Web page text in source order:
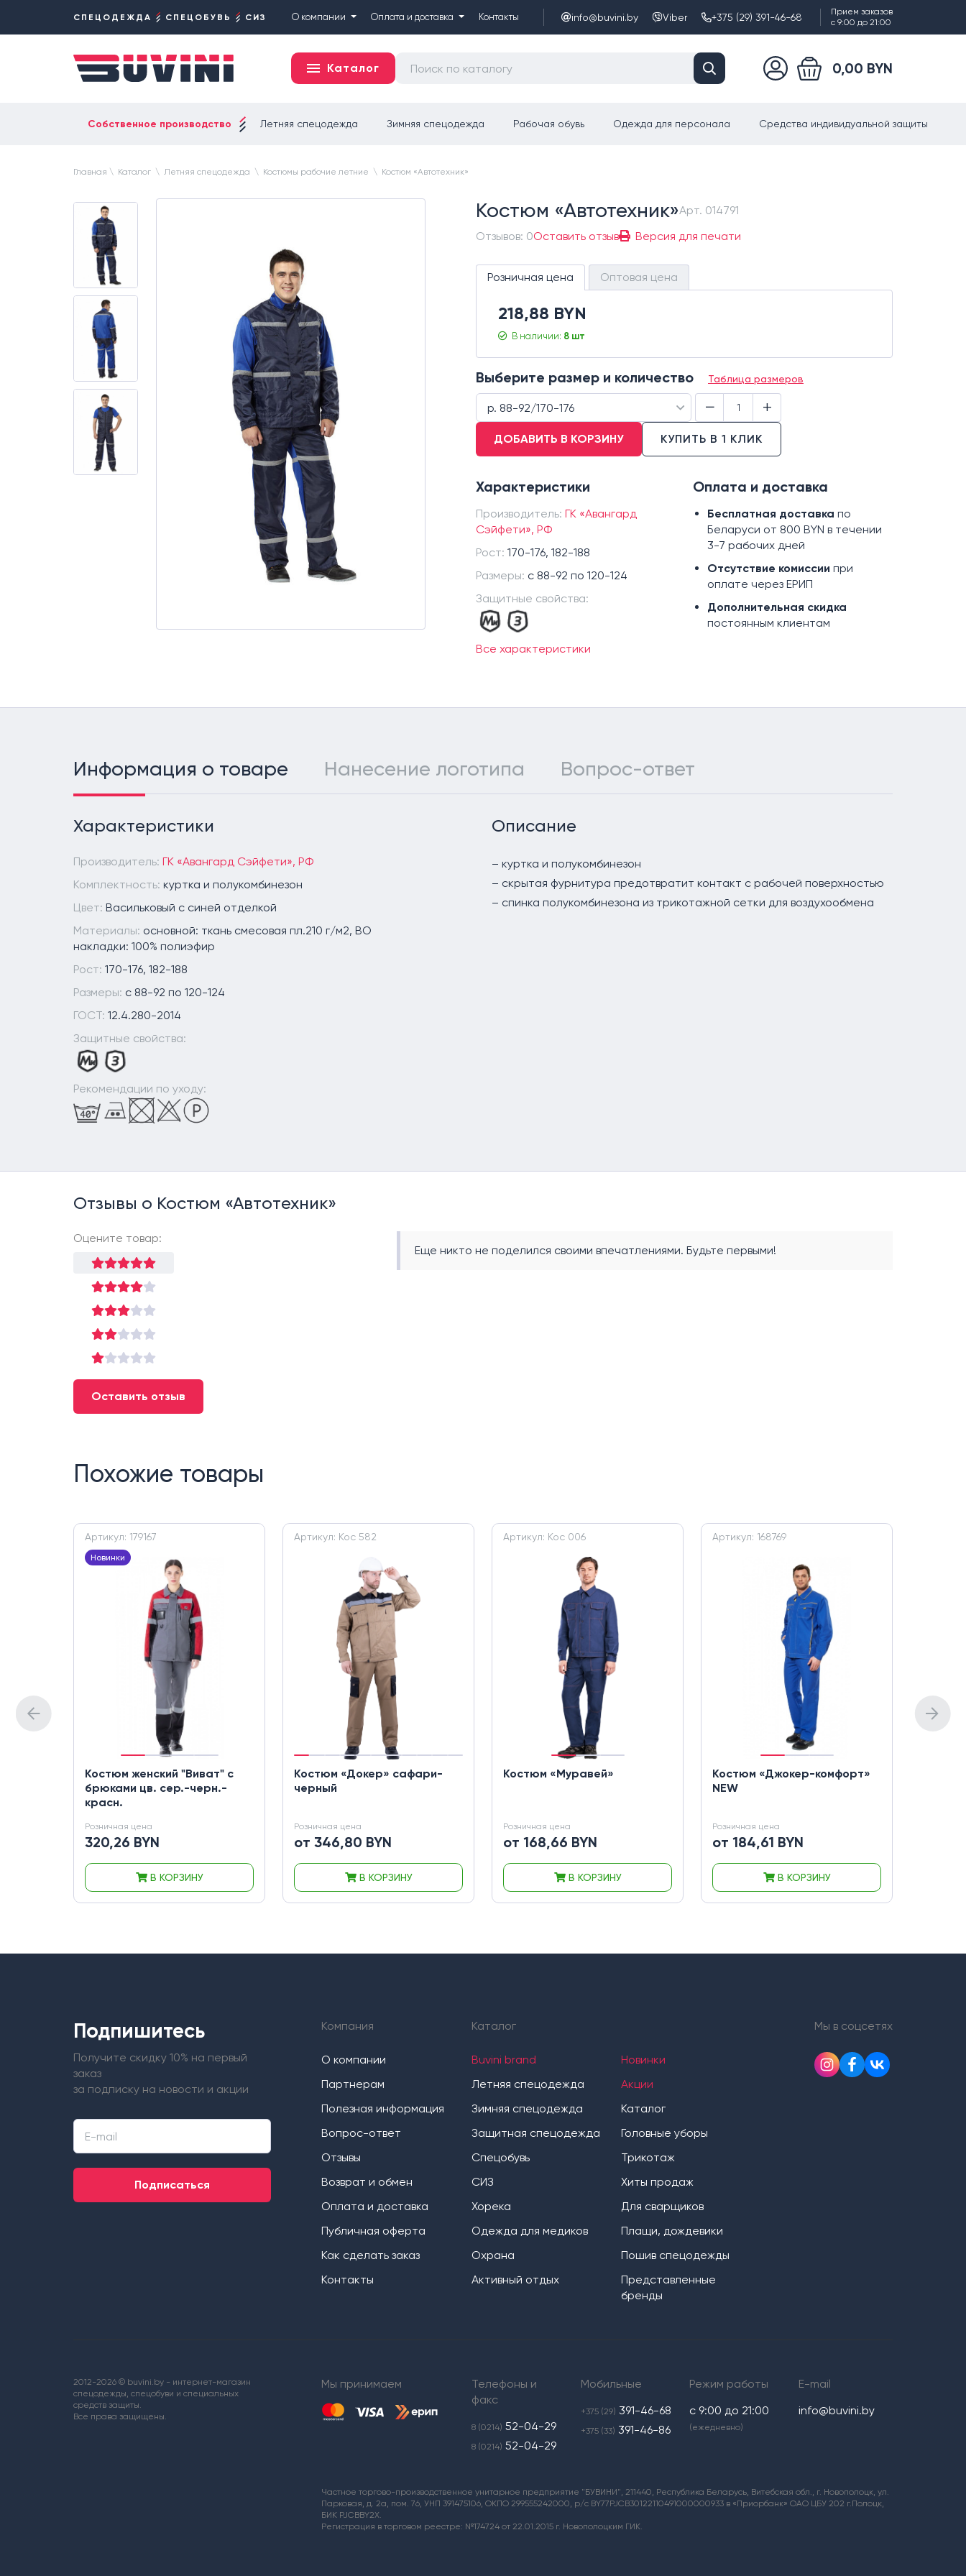
СПЕЦОДЕЖДА СПЕЦОБУВЬ СИЗ О компании Оплата и доставка Контакты info@buvini.by Viber +375 (29) 391-46-68
Прием заказов
с 9:00 до 21:00
Каталог 0,00 BYN
Собственное производство Летняя спецодежда Зимняя спецодежда Рабочая обувь Одежда для персонала Средства индивидуальной защиты
Главная \ Каталог \ Летняя спецодежда \ Костюмы рабочие летние \ Костюм «Автотехник»
Костюм «Автотехник»Арт. 014791
Отзывов: 0Оставить отзыв Версия для печати
Розничная цена Оптовая цена
218,88 BYN
В наличии: 8 шт
Выберите размер и количество Таблица размеров
р. 88-92/170-176
р. 88-92/170-176
р. 96-100/170-176
р.104-108/170-176
р.120-124/170-176
р.120-124/182-188
− +
ДОБАВИТЬ В КОРЗИНУ КУПИТЬ В 1 КЛИК
Характеристики
Производитель: ГК «Авангард
Сэйфети», РФ
Рост: 170-176, 182-188
Размеры: c 88-92 по 120-124
Защитные свойства:
Все характеристики
Оплата и доставка
Бесплатная доставка по
Беларуси от 800 BYN в течении
3-7 рабочих дней
Отсутствие комиссии при
оплате через ЕРИП
Дополнительная скидка
постоянным клиентам
Информация о товаре Нанесение логотипа Вопрос-ответ
Характеристики
Производитель: ГК «Авангард Сэйфети», РФ
Комплектность: куртка и полукомбинезон
Цвет: Васильковый с синей отделкой
Материалы: основной: ткань смесовая пл.210 г/м2, ВО
накладки: 100% полиэфир
Рост: 170-176, 182-188
Размеры: c 88-92 по 120-124
ГОСТ: 12.4.280-2014
Защитные свойства:
Рекомендации по уходу:
Описание
– куртка и полукомбинезон
– скрытая фурнитура предотвратит контакт с рабочей поверхностью
– спинка полукомбинезона из трикотажной сетки для воздухообмена
Отзывы о Костюм «Автотехник»
Оцените товар:
Оставить отзыв
Еще никто не поделился своими впечатлениями. Будьте первыми!
Похожие товары
Артикул: 179167
Новинки
Костюм женский "Виват" с
брюками цв. сер.-черн.-
красн.
Розничная цена
320,26 BYN
В КОРЗИНУ
Артикул: Кос 582
Костюм «Докер» сафари-
черный
Розничная цена
от 346,80 BYN
В КОРЗИНУ
Артикул: Кос 006
Костюм «Муравей»
Розничная цена
от 168,66 BYN
В КОРЗИНУ
Артикул: 168769
Костюм «Джокер-комфорт»
NEW
Розничная цена
от 184,61 BYN
В КОРЗИНУ
Подпишитесь
Получите скидку 10% на первый
заказ
за подписку на новости и акции
Подписаться
Компания
О компании
Партнерам
Полезная информация
Вопрос-ответ
Отзывы
Возврат и обмен
Оплата и доставка
Публичная оферта
Как сделать заказ
Контакты
Каталог
Buvini brand
Летняя спецодежда
Зимняя спецодежда
Защитная спецодежда
Спецобувь
СИЗ
Хорека
Одежда для медиков
Охрана
Активный отдых
Новинки
Акции
Каталог
Головные уборы
Трикотаж
Хиты продаж
Для сварщиков
Плащи, дождевики
Пошив спецодежды
Представленные
бренды
Мы в соцсетях
Телефоны и
факс
8 (0214) 52-04-29
8 (0214) 52-04-29
Мобильные
+375 (29) 391-46-68
+375 (33) 391-46-86
Режим работы
с 9:00 до 21:00
(ежедневно)
E-mail
info@buvini.by
Мы принимаем
Частное торгово-производственное унитарное предприятие "БУВИНИ", 211440, Республика Беларусь, Витебская обл., г. Новополоцк, ул.
Парковая, д. 2а, пом. 76, УНП 391475106, ОКПО 299555242000, р/с BY77PJCB30122110491000000933 в «Приорбанк» ОАО ЦБУ 202 г.Полоцк,
БИК PJCBBY2X.
Регистрация в торговом реестре: №174724 от 22.01.2015 г. Новополоцким ГИК.
2012-2026 © buvini.by - интернет-магазин
спецодежды, спецобуви и специальных
средств защиты.
Все права защищены.